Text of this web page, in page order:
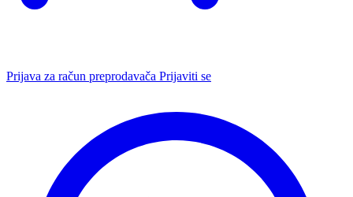
Prijava za račun preprodavača Prijaviti se